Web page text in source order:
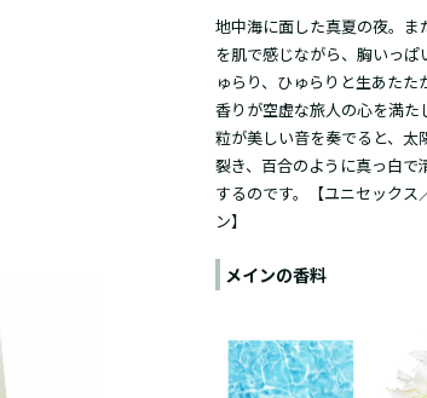
地中海に面した真夏の夜。
を肌で感じながら、胸いっ
ゅらり、ひゅらりと生あた
香りが空虚な旅人の心を満
粒が美しい音を奏でると、太
裂き、百合のように真っ白
するのです。【ユニセック
ン】
メインの香料